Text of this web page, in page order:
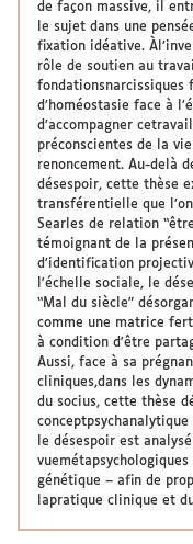
de façon massive, il
le sujet dans une
fixation idéative.
rôle de soutien au
fondationsnarcissiques
d’homéostasie face à
d’accompagner
préconscientes de la
renoncement. Au-delà
désespoir, cette thèse
transférentielle que
Searles de relation
témoignant de la
d’identification
l'échelle sociale, le
“Mal du siècle”
comme une matrice
à condition d'être
Aussi, face à sa
cliniques,dans les
du socius, cette thèse
le désespoir est
génétique – afin de
lapratique clinique et